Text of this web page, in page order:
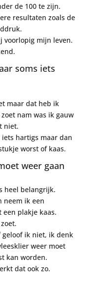
de 100 te zijn.
resultaten zoals de
voorlopig mijn leven.
soms iets
maar dat heb ik
nam was ik gauw
niet.
iets hartigs maar dan
worst of kaas.
weer gaan
heel belangrijk.
neem ik een
een plakje kaas.
ik niet, ik denk
weer moet
kan worden.
dat ook zo.